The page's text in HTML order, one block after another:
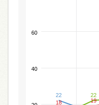
22
18 19
22
40
60